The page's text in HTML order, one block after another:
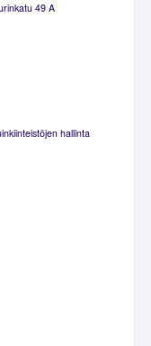
49 A
hallinta